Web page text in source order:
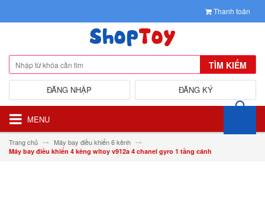
Thanh toán
TÌM KIẾM
ĐĂNG KÝ
ĐĂNG NHẬP
MENU
Trang chủ Máy bay điều khiển 6 kênh
Máy bay điều khiển 4 kêng wltoy v912a 4 chanel gyro 1 tầng cánh